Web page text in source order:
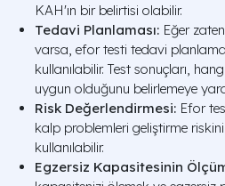
KAH'ın bir belirtisi olabilir.
Tedavi Planlaması: Eğer
varsa, efor testi tedavi
kullanılabilir. Test sonuçları,
uygun olduğunu belirlemeye
Risk Değerlendirmesi: Efor
kalp problemleri geliştirme
kullanılabilir.
Egzersiz Kapasitesinin